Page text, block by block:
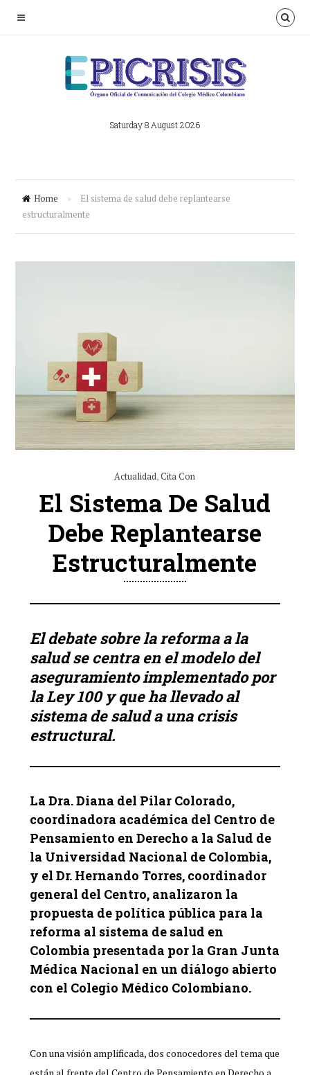
Saturday 8 August 2026
Home »
El sistema de salud debe replantearse
estructuralmente
Actualidad,Cita Con
El Sistema De Salud
Debe Replantearse
Estructuralmente
El debate sobre la reforma a la
salud se centra en el modelo del
aseguramiento implementado por
la Ley 100 y que ha llevado al
sistema de salud a una crisis
estructural.
La Dra. Diana del Pilar Colorado,
coordinadora académica del Centro de
Pensamiento en Derecho a la Salud de
la Universidad Nacional de Colombia,
y el Dr. Hernando Torres, coordinador
general del Centro, analizaron la
propuesta de política pública para la
reforma al sistema de salud en
Colombia presentada por la Gran Junta
Médica Nacional en un diálogo abierto
con el Colegio Médico Colombiano.
Con una visión amplificada, dos conocedores del tema que